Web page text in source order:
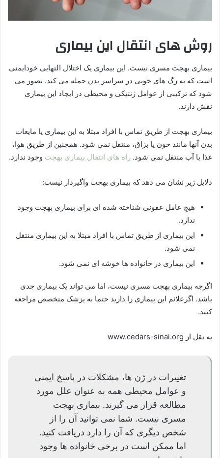
روش های انتقال این بیماری
بیماری بهجت مسری نیست. این بیماری یک اختلال التهابی خودایمنی
است که به رگ های خونی در سراسر بدن حمله می کند. تصور می
شود که ترکیبی از عوامل ژنتیکی و محیطی در ایجاد این بیماری
نقش دارند.
بیماری بهجت از طریق تماس با افراد مبتلا به این بیماری یا مایعات
بدن آنها مانند خون یا بزاق، منتقل نمی شود. همچنین از طریق هوا،
غذا یا آب منتقل نمی شود. راه های انتقال بیماری بهجت وجود ندارد.
دلایل زیر نشان می دهد که بیماری بهجت واگیردار نیست:
هیچ عامل عفونی شناخته شده ای برای بیماری بهجت وجود
ندارد.
این بیماری از طریق تماس با افراد مبتلا به این بیماری منتقل
نمی شود.
این بیماری در خانواده ها خوشه ای نمی شود.
اگرچه بیماری بهجت مسری نیست، اما می تواند یک بیماری جدی
باشد. اگرعلائم این بیماری را دارید حتما به پزشک متخصص مراجعه
کنید.
به نقل از www.cedars-sinai.org
تغییرات در ژن ها، مشکلات در پاسخ ایمنی
و عوامل محیطی همه به عنوان علل مورد
مطالعه قرار می گیرند. بیماری بهجت
مسری نیست. شما نمی توانید آن را از
شخص دیگری که آن را دارد دریافت کنید.
اما ممکن است در برخی خانواده ها وجود